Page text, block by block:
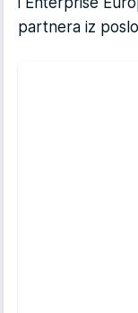
partnera iz